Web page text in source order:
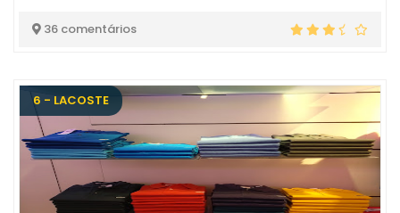
36 comentários
6 - LACOSTE